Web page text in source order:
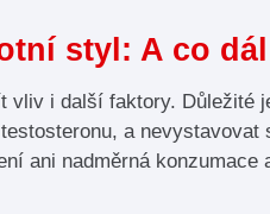
styl: A co
vliv i další faktory.
a
ani nadměrná konzumace